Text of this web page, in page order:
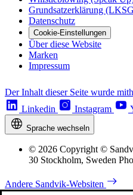
Grundsatzerklärung
Datenschutz
Cookie-Einstellungen
Über diese Website
Marken
Impressum
Der Inhalt dieser Seite wurde
Linkedin
Instagram
Sprache wechseln
© 2026 Copyright ©
30 Stockholm, Sweden
Andere Sandvik-Websiten